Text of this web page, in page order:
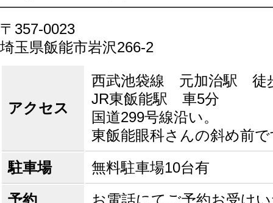
〒357-0023
埼玉県飯能市岩沢266-2
アクセス
西武池袋線 元加治駅 徒
JR東飯能駅 車5分
国道299号線沿い。
東飯能眼科さんの斜め前
駐車場
無料駐車場10台有
予約
お電話にてご予約お受け